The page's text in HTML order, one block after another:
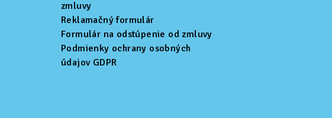
zmluvy
Reklamačný formulár
Formulár na odstúpenie od zmluvy
Podmienky ochrany osobných
údajov GDPR